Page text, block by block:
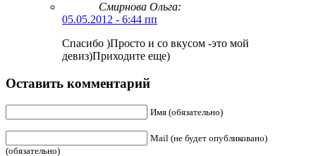
Смирнова Ольга:
05.05.2012 - 6:44 пп
Спасибо )Просто и со вкусом -это мой
девиз)Приходите еще)
Оставить комментарий
Имя (обязательно)
Mail (не будет опубликовано)
(обязательно)